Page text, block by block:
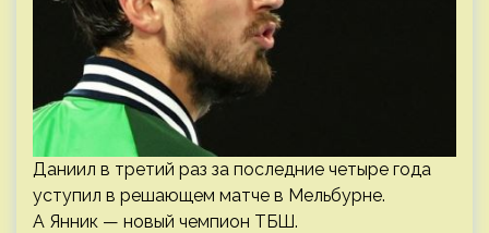
Даниил в третий раз за последние четыре года
уступил в решающем матче в Мельбурне.
А Янник — новый чемпион ТБШ.